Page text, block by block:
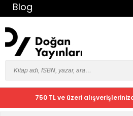
Blog
750 TL ve üzeri